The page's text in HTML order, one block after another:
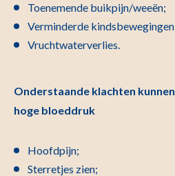
Toenemende buikpijn/weeën;
Verminderde
Vruchtwaterverlies.
Onderstaande klachten
hoge bloeddruk
Hoofdpijn;
Sterretjes zien;